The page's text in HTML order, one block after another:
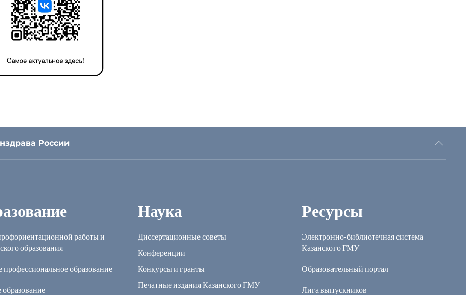
России
работы и
образования
профессиональное образование
Наука
Диссертационные советы
Конференции
Конкурсы и гранты
Печатные издания Казанского ГМУ
Ресурсы
Электронно-библиотечная система
Казанского ГМУ
Образовательный портал
Лига выпускников